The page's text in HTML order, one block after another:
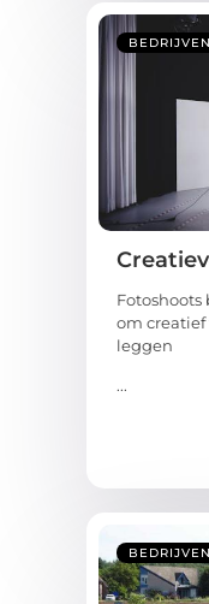
BEDRIJVEN
om
leggen
...
BEDRIJVEN